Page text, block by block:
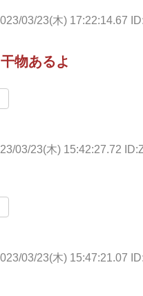
03/23(木) 17:22:14.67
物あるよ
03/23(木) 15:42:27.72
03/23(木) 15:47:21.07